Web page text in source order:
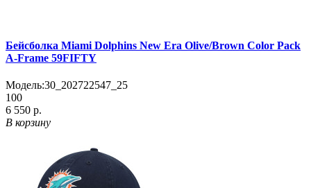
Бейсболка Miami Dolphins New Era Olive/Brown Color Pack
A-Frame 59FIFTY
Модель:30_202722547_25
100
6 550 р.
В корзину